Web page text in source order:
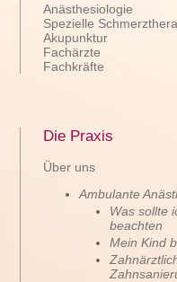
Anästhesiologie
Spezielle
Akupunktur
Fachärzte
Fachkräfte
Die Praxis
Über uns
Ambulante
Was sollte
beachten
Mein Kind